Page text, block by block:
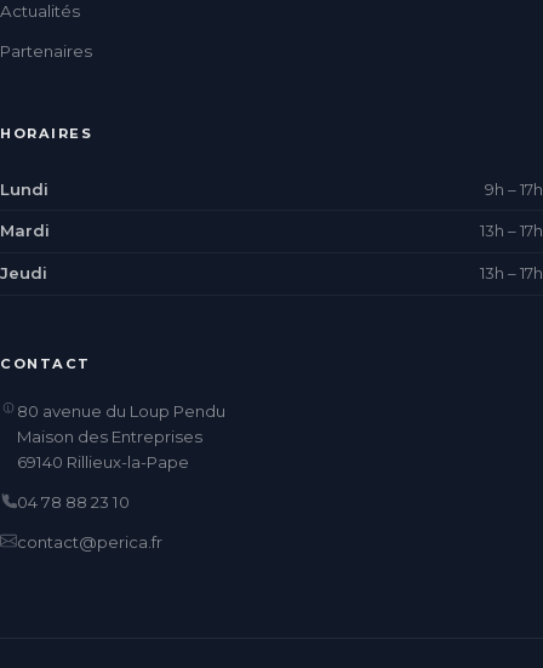
Actualités
Partenaires
HORAIRES
Lundi 9h – 17h
Mardi 13h – 17h
Jeudi 13h – 17h
CONTACT
80 avenue du Loup Pendu
Maison des Entreprises
69140 Rillieux-la-Pape
04 78 88 23 10
contact@perica.fr